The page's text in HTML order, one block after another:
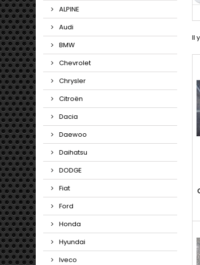
ALPINE
Audi
BMW
Chevrolet
Chrysler
Citroën
Dacia
Daewoo
Daihatsu
DODGE
Fiat
Ford
Honda
Hyundai
Iveco
Il